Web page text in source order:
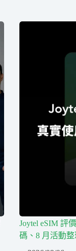
Joytel eSIM 評
碼、8 月活動整